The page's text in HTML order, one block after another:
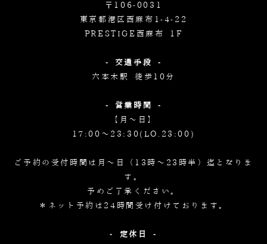
〒106-0031
東京都港区西麻布1-4-22
PRESTIGE西麻布 1F
- 交通手段 -
六本木駅 徒歩10分
- 営業時間 -
【月～日】
17:00～23:30(LO.23:00)
ご予約の受付時間は月～日（13時～23時半）迄となりま
す。
予めご了承ください。
＊ネット予約は24時間受け付けております。
- 定休日 -